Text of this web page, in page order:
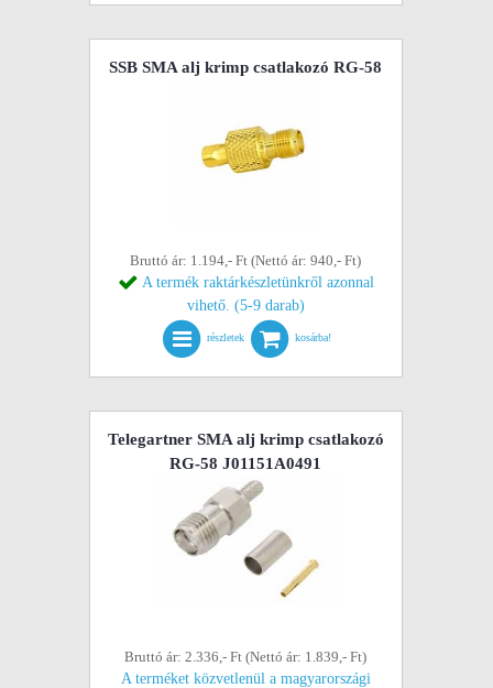
SSB SMA alj krimp csatlakozó RG-58
Bruttó ár: 1.194,- Ft (Nettó ár: 940,- Ft)
A termék raktárkészletünkről azonnal
vihető. (5-9 darab)
részletek kosárba!
Telegartner SMA alj krimp csatlakozó
RG-58 J01151A0491
Bruttó ár: 2.336,- Ft (Nettó ár: 1.839,- Ft)
A terméket közvetlenül a magyarországi